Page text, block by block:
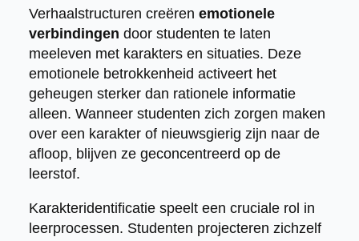
Verhaalstructuren creëren emotionele
verbindingen door studenten te laten
meeleven met karakters en situaties. Deze
emotionele betrokkenheid activeert het
geheugen sterker dan rationele informatie
alleen. Wanneer studenten zich zorgen maken
over een karakter of nieuwsgierig zijn naar de
afloop, blijven ze geconcentreerd op de
leerstof.
Karakteridentificatie speelt een cruciale rol in
leerprocessen. Studenten projecteren zichzelf